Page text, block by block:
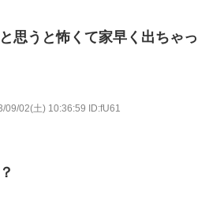
思うと怖くて家早く出ちゃっ
09/02(土) 10:36:59 ID:fU61